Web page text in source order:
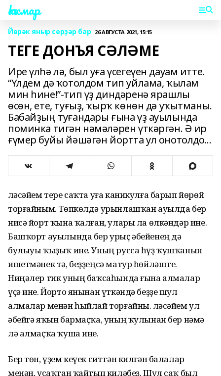
Һаҡмар
Йөрәк яныр серҙәр бар 26 АВГУСТА 2021, 15:15
ТЕГЕ ДОНЪЯ СӘЛӘМЕ
Ире үлһә лә, был уға үсегеүен дауам итте.
“Үлдем дә ҡотолдом тип уйлама, ҡылам
мин һине!”-тип үҙ диндәренә ярашлы
өсөн, ете, туғыҙ, ҡырҡ көнөн дә уҡытманы.
Бабайҙың туғандары ғына үҙ ауылында
поминка тигән нәмәләрен үткәргән. Ә ир
ғүмер буйы йәшәгән йортта ул онотолдо...
Өләсәйем тере саҡта уға каникулға барып йөрөй
торғайным. Төпкөлдә урынлашҡан ауылда бер
нисә йорт ҡына ҡалған, улары ла өлкәндәр ине.
Башҡорт ауылында бер урыҫ әбейенең дә
булыуы ҡыҙыҡ ине. Уның русса һүҙ ҡушҡанын
ишетмәнек тә, беҙҙеңсә матур һөйләште.
Ниңәлер тик уның баҡсаһында ғына алмалар
үҫә ине. Йорто янынан үткәндә беҙҙе шул
алмалар менән һыйлай торғайны. Өләсәйем ул
әбейгә яҡын бармаҫҡа, уның ҡулынан бер нәмә
лә алмаҫҡа ҡуша ине.
Бер төн, үҙем кеүек ситтән килгән балалар
менән, усаҡтан ҡайтып киләбеҙ. Шул саҡ был